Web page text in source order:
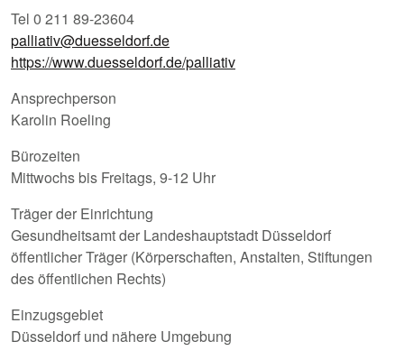
Tel 0 211 89-23604
palliativ@duesseldorf.de
https://www.duesseldorf.de/palliativ
Ansprechperson
Karolin Roeling
Bürozeiten
Mittwochs bis Freitags, 9-12 Uhr
Träger der Einrichtung
Gesundheitsamt der Landeshauptstadt Düsseldorf
öffentlicher Träger (Körperschaften, Anstalten, Stiftungen
des öffentlichen Rechts)
Einzugsgebiet
Düsseldorf und nähere Umgebung